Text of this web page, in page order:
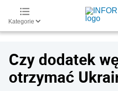
Kategorie
Czy dodatek
otrzymać